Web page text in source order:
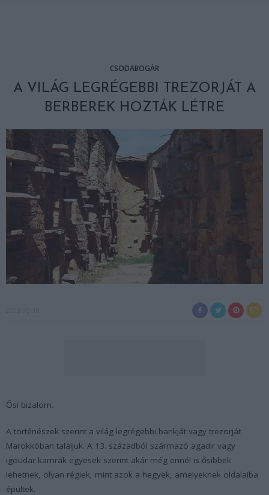
CSODABOGÁR
A VILÁG LEGRÉGEBBI TREZORJÁT A
BERBEREK HOZTÁK LÉTRE
Ősi bizalom.
A történészek szerint a világ legrégebbi bankját vagy trezorját
Marokkóban találjuk. A 13. századból származó agadir vagy
igoudar kamrák egyesek szerint akár még ennél is ősibbek
lehetnek, olyan régiek, mint azok a hegyek, amelyeknek oldalaiba
épültek.